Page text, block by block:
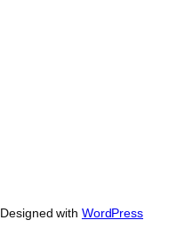
Designed with WordPress